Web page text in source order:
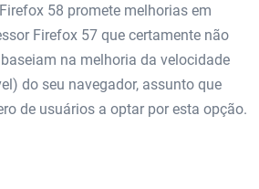
58 promete melhorias em
Firefox 57 que certamente não
na melhoria da velocidade
do seu navegador, assunto que
de usuários a optar por esta opção.